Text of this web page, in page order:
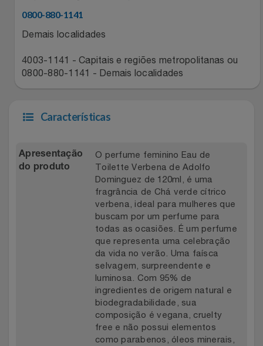
Saúde E Bem-Estar
Vestuário
Três Corações
0800-880-1141
Demais localidades
4003-1141 - Capitais e regiões metropolitanas ou
0800-880-1141 - Demais localidades
Características
Apresentação
do produto
O perfume feminino Eau de
Toilette Verbena de Adolfo
Dominguez de 120ml, é uma
fragrância de Chá verde cítrico
verbena, ideal para mulheres que
buscam por um perfume para
todas as ocasiões. É um perfume
que representa uma celebração
da vida no verão. Uma faísca
selvagem, surpreendente e
luminosa. Com 95% de
ingredientes de origem natural e
biodegradabilidade, sua
composição é vegana, cruelty
free e não possui elementos
como parabenos, óleos minerais,